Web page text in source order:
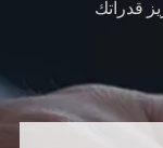
قدراتك